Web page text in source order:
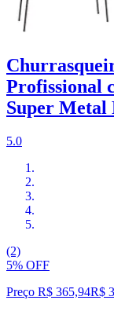
Profissional
Super Metal
5.0
(2)
5% OFF
Preço R$ 365,94R$